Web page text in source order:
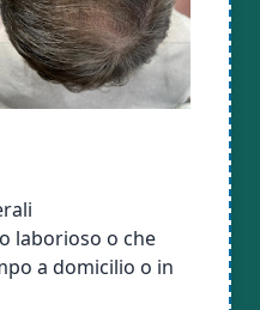
laborioso o che
a domicilio o in